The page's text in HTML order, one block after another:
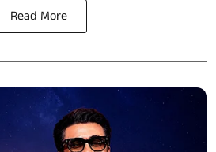
Read More